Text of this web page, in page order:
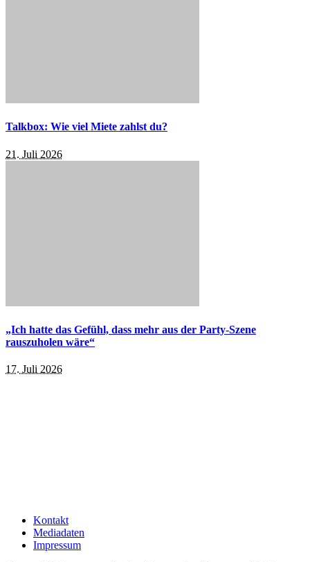
Talkbox: Wie viel Miete zahlst du?
21. Juli 2026
„Ich hatte das Gefühl, dass mehr aus der Party-Szene
rauszuholen wäre“
17. Juli 2026
Kontakt
Mediadaten
Impressum